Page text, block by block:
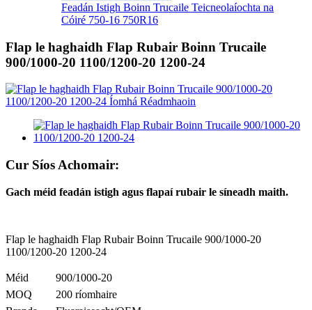
Feadán Istigh Boinn Trucaile Teicneolaíochta na
Cóiré 750-16 750R16
Flap le haghaidh Flap Rubair Boinn Trucaile
900/1000-20 1100/1200-20 1200-24
Cur Síos Achomair:
Gach méid feadán istigh agus flapaí rubair le síneadh maith.
Flap le haghaidh Flap Rubair Boinn Trucaile 900/1000-20
1100/1200-20 1200-24
Méid
900/1000-20
MOQ
200 ríomhaire